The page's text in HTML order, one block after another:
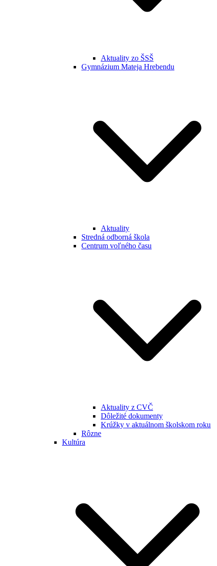
Aktuality zo ŠSŠ
Gymnázium Mateja Hrebendu
Aktuality
Stredná odborná škola
Centrum voľného času
Aktuality z CVČ
Dôležité dokumenty
Krúžky v aktuálnom školskom roku
Rôzne
Kultúra